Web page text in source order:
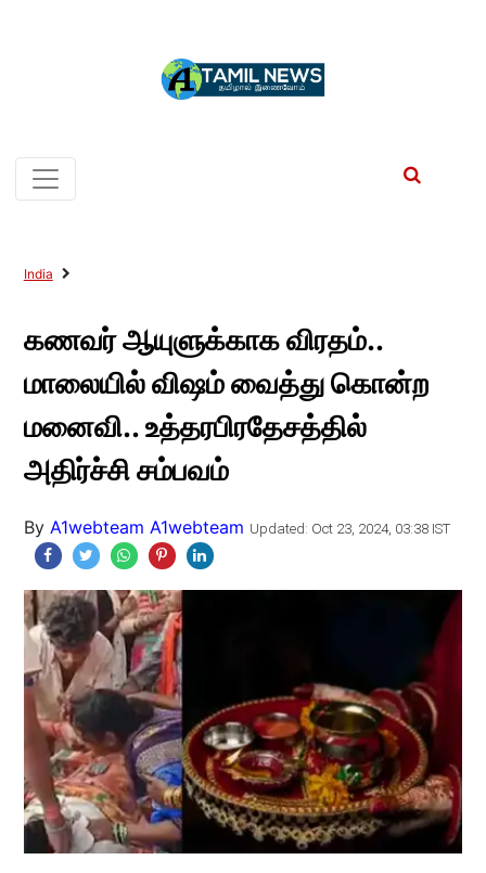
India
கணவர் ஆயுளுக்காக விரதம்..
மாலையில் விஷம் வைத்து கொன்ற
மனைவி.. உத்தரபிரதேசத்தில்
அதிர்ச்சி சம்பவம்
By A1webteam A1webteam Updated: Oct 23, 2024, 03:38 IST